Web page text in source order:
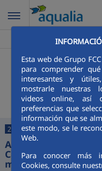
Esta web de Grupo
para comprender
interesantes y
mostrarle nuestras
videos online, así
preferencias que
información que se
este modo, se le
Web.
Para conocer más
Cookies, consulte
>Puebla De La
27/07/2026
Aqualia desarrollará
Cajamarca y
millones de euros